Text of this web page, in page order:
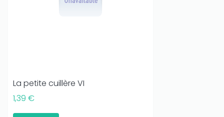
La petite cuillère VI
1,39 €